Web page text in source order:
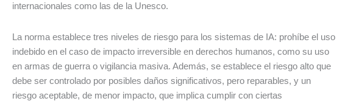
internacionales como las de la Unesco.
La norma establece tres niveles de riesgo para los sistemas de IA: prohíbe el uso
indebido en el caso de impacto irreversible en derechos humanos, como su uso
en armas de guerra o vigilancia masiva. Además, se establece el riesgo alto que
debe ser controlado por posibles daños significativos, pero reparables, y un
riesgo aceptable, de menor impacto, que implica cumplir con ciertas